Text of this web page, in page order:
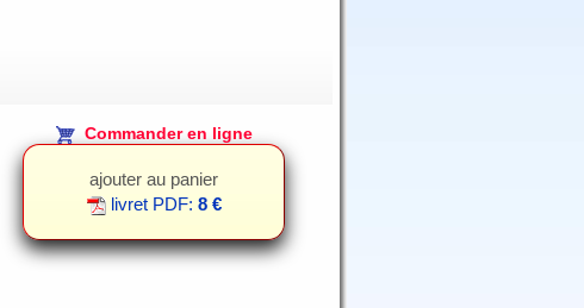
Commander en ligne
ajouter au panier
livret PDF: 8 €